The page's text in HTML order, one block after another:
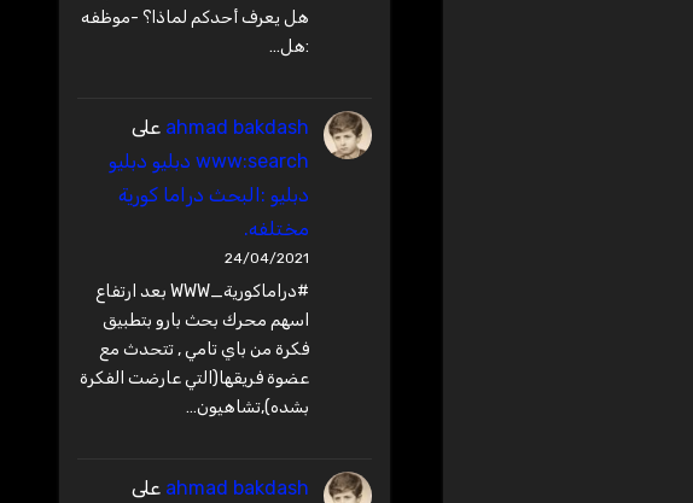
هل يعرف أحدكم لماذا؟ -موظفه
:هل…
ahmad bakdash على
www:search دبليو دبليو
دبليو :البحث دراما كورية
مختلفه.
24/04/2021
#دراماكورية_WWW بعد ارتفاع
اسهم محرك بحث بارو بتطبيق
فكرة من باي تامي , تتحدث مع
عضوة فريقها(التي عارضت الفكرة
بشده),تشاهيون…
ahmad bakdash على